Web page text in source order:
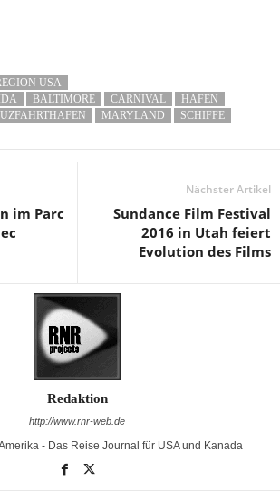
USA
BALTIMORE CARNIVAL
HAFEN
MARYLAND
SCHIFFE
im Parc
Nächster Artikel
Sundance Film Festival
2016 in Utah feiert
Evolution des Films
Redaktion
http://www.rnr-web.de
- Das Reise Journal für USA und Kanada